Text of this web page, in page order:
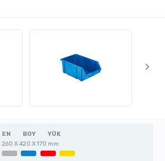
EN BOY
YÜK
260 X 420 X 170 mm